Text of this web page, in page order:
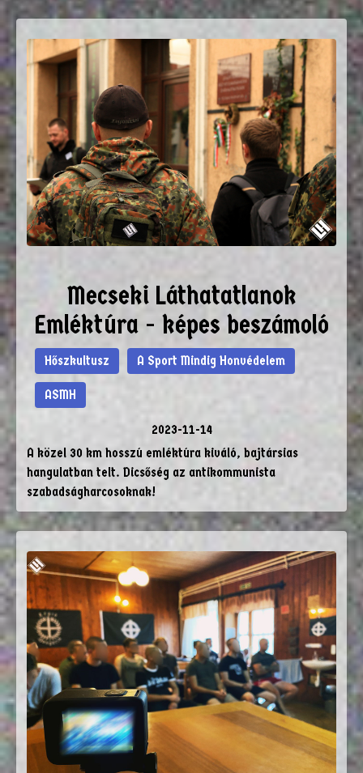
Mecseki Láthatatlanok
Emléktúra - képes beszámoló
Hőszkultusz A Sport Mindig Honvédelem
ASMH
2023-11-14
A közel 30 km hosszú emléktúra kiváló, bajtársias
hangulatban telt. Dicsőség az antikommunista
szabadságharcosoknak!